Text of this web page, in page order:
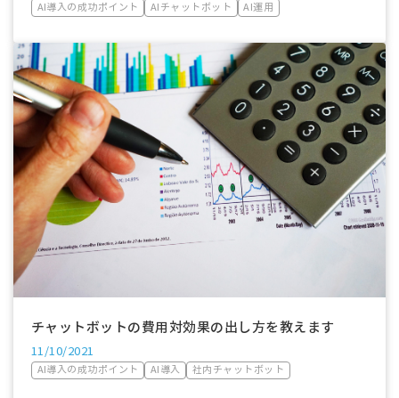
AI導入の成功ポイント AIチャットボット AI運用
チャットボットの費用対効果の出し方を教えます
11/10/2021
AI導入の成功ポイント AI導入 社内チャットボット